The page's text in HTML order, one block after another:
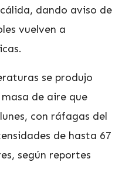
dando aviso de
vuelven a
se produjo
de aire que
con ráfagas del
de hasta 67
según reportes